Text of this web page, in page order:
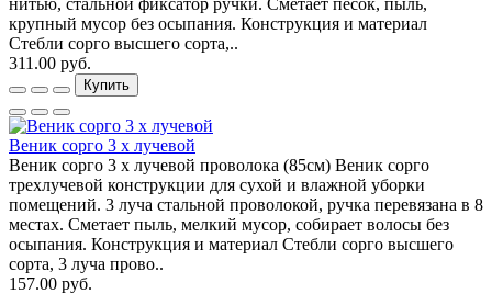
крупный мусор без осыпания. Конструкция и материал
Стебли сорго высшего сорта,..
311.00 руб.
Купить
Веник сорго 3 х лучевой
Веник сорго 3 х лучевой проволока (85см) Веник сорго
трехлучевой конструкции для сухой и влажной уборки
помещений. 3 луча стальной проволокой, ручка перевязана в 8
местах. Сметает пыль, мелкий мусор, собирает волосы без
осыпания. Конструкция и материал Стебли сорго высшего
сорта, 3 луча прово..
157.00 руб.